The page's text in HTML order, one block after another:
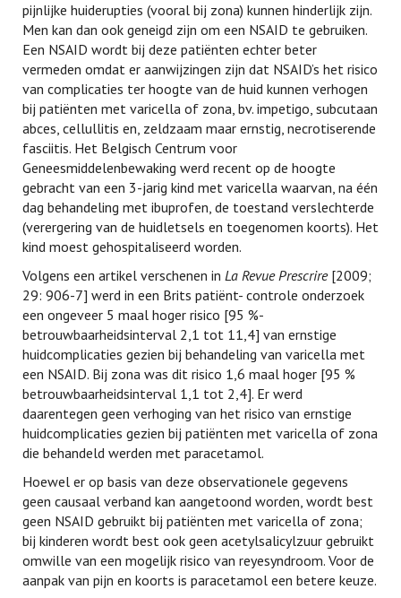
pijnlijke huiderupties (vooral bij zona) kunnen hinderlijk zijn.
Men kan dan ook geneigd zijn om een NSAID te gebruiken.
Een NSAID wordt bij deze patiënten echter beter
vermeden omdat er aanwijzingen zijn dat NSAID’s het risico
van complicaties ter hoogte van de huid kunnen verhogen
bij patiënten met varicella of zona, bv. impetigo, subcutaan
abces, cellullitis en, zeldzaam maar ernstig, necrotiserende
fasciitis. Het Belgisch Centrum voor
Geneesmiddelenbewaking werd recent op de hoogte
gebracht van een 3-jarig kind met varicella waarvan, na één
dag behandeling met ibuprofen, de toestand verslechterde
(verergering van de huidletsels en toegenomen koorts). Het
kind moest gehospitaliseerd worden.
Volgens een artikel verschenen in La Revue Prescrire[2009;
29: 906-7] werd in een Brits patiënt- controle onderzoek
een ongeveer 5 maal hoger risico [95 %-
betrouwbaarheidsinterval 2,1 tot 11,4] van ernstige
huidcomplicaties gezien bij behandeling van varicella met
een NSAID. Bij zona was dit risico 1,6 maal hoger [95 %
betrouwbaarheidsinterval 1,1 tot 2,4]. Er werd
daarentegen geen verhoging van het risico van ernstige
huidcomplicaties gezien bij patiënten met varicella of zona
die behandeld werden met paracetamol.
Hoewel er op basis van deze observationele gegevens
geen causaal verband kan aangetoond worden, wordt best
geen NSAID gebruikt bij patiënten met varicella of zona;
bij kinderen wordt best ook geen acetylsalicylzuur gebruikt
omwille van een mogelijk risico van reyesyndroom. Voor de
aanpak van pijn en koorts is paracetamol een betere keuze.